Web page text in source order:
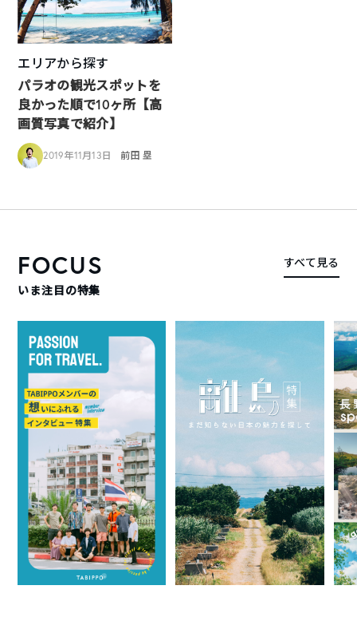
エリアから探す
パラオの観光スポットを
良かった順で10ヶ所【高
画質写真で紹介】
2019年11月13日 前田 塁
FOCUS
いま注目の特集
すべて見る